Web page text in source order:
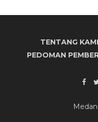
TENTANG KAMI
PEDOMAN